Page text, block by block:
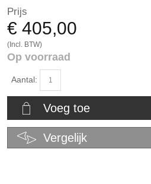
Prijs
€ 405,00
(Incl. BTW)
Op voorraad
Aantal:
Voeg toe
Vergelijk